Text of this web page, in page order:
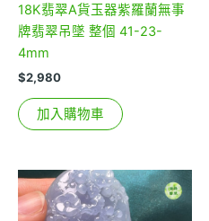
18K翡翠A貨玉器紫羅蘭無事
牌翡翠吊墜 整個 41-23-
4mm
$2,980
加入購物車